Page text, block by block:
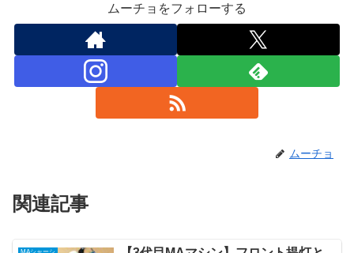
ムーチョをフォローする
ムーチョ
関連記事
MAシャーシ